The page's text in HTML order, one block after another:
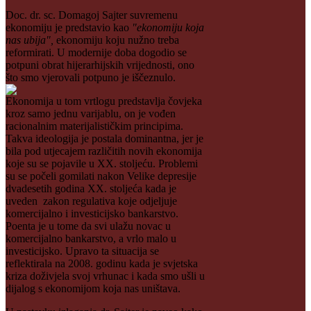
Doc. dr. sc. Domagoj Sajter suvremenu
ekonomiju je predstavio kao "ekonomiju koja
nas ubija", ekonomiju koju nužno treba
reformirati. U modernije doba dogodio se
potpuni obrat hijerarhijskih vrijednosti, ono
što smo vjerovali potpuno je iščeznulo.
Ekonomija u tom vrtlogu predstavlja čovjeka
kroz samo jednu varijablu, on je vođen
racionalnim materijalističkim principima.
Takva ideologija je postala dominantna, jer je
bila pod utjecajem različitih novih ekonomija
koje su se pojavile u XX. stoljeću. Problemi
su se počeli gomilati nakon Velike depresije
dvadesetih godina XX. stoljeća kada je
uveden zakon regulativa koje odjeljuje
komercijalno i investicijsko bankarstvo.
Poenta je u tome da svi ulažu novac u
komercijalno bankarstvo, a vrlo malo u
investicijsko. Upravo ta situacija se
reflektirala na 2008. godinu kada je svjetska
kriza doživjela svoj vrhunac i kada smo ušli u
dijalog s ekonomijom koja nas uništava.